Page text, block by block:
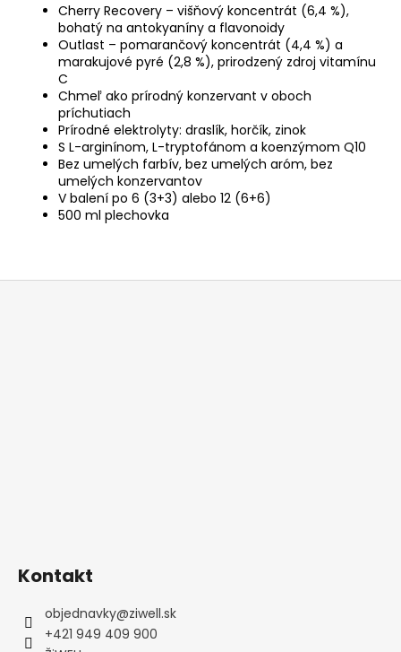
Cherry Recovery – višňový koncentrát (6,4 %),
bohatý na antokyaníny a flavonoidy
Outlast – pomarančový koncentrát (4,4 %) a
marakujové pyré (2,8 %), prirodzený zdroj vitamínu
C
Chmeľ ako prírodný konzervant v oboch
príchutiach
Prírodné elektrolyty: draslík, horčík, zinok
S L-arginínom, L-tryptofánom a koenzýmom Q10
Bez umelých farbív, bez umelých aróm, bez
umelých konzervantov
V balení po 6 (3+3) alebo 12 (6+6)
500 ml plechovka
Z
Kontakt
objednavky@ziwell.sk
+421 949 409 900